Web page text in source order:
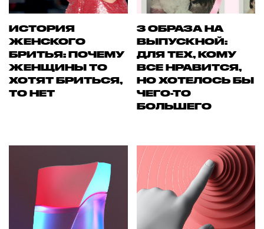
ИСТОРИЯ
ЖЕНСКОГО
БРИТЬЯ: ПОЧЕМУ
ЖЕНЩИНЫ ТО
ХОТЯТ БРИТЬСЯ,
ТО НЕТ
3 ОБРАЗА НА
ВЫПУСКНОЙ:
ДЛЯ ТЕХ, КОМУ
ВСЕ НРАВИТСЯ,
НО ХОТЕЛОСЬ БЫ
ЧЕГО-ТО
БОЛЬШЕГО